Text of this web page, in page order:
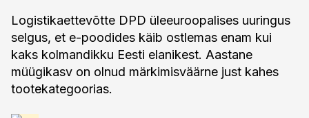
Logistikaettevõtte DPD üleeuroopalises uuringus
selgus, et e-poodides käib ostlemas enam kui
kaks kolmandikku Eesti elanikest. Aastane
müügikasv on olnud märkimisväärne just kahes
tootekategoorias.